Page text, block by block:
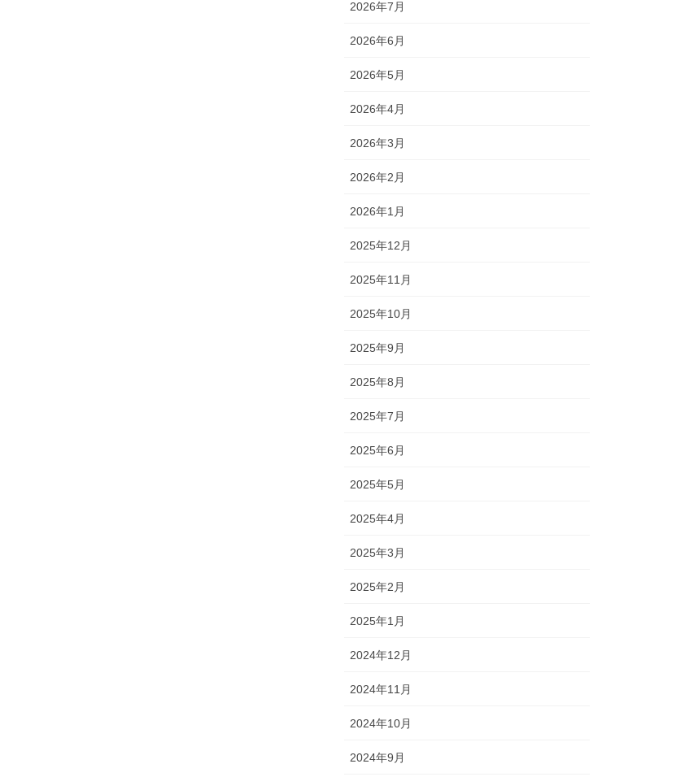
2026年7月
2026年6月
2026年5月
2026年4月
2026年3月
2026年2月
2026年1月
2025年12月
2025年11月
2025年10月
2025年9月
2025年8月
2025年7月
2025年6月
2025年5月
2025年4月
2025年3月
2025年2月
2025年1月
2024年12月
2024年11月
2024年10月
2024年9月